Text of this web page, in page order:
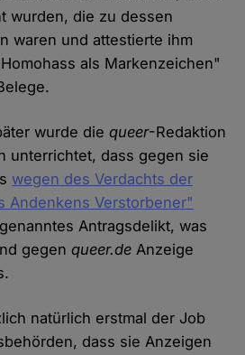
wurden, die zu dessen
waren und attestierte ihm
als Markenzeichen"
wurde diequeer-Redaktion
unterrichtet, dass gegen sie
wegen des Verdachts der
Andenkens Verstorbener"
Antragsdelikt, was
gegenqueer.deAnzeige
natürlich erstmal der Job
dass sie Anzeigen